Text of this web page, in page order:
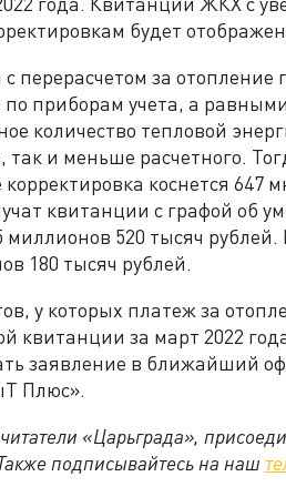
будет
перерасчетом за отопление
по приборам учета, а
количество тепловой
так и меньше расчетного.
коснется 647
квитанции с графой об
миллионов 520 тысяч
180 тысяч рублей.
у которых платеж за
квитанции за март 2022
заявление в ближайший
Плюс».
«Царьграда»,
подписывайтесь на наш